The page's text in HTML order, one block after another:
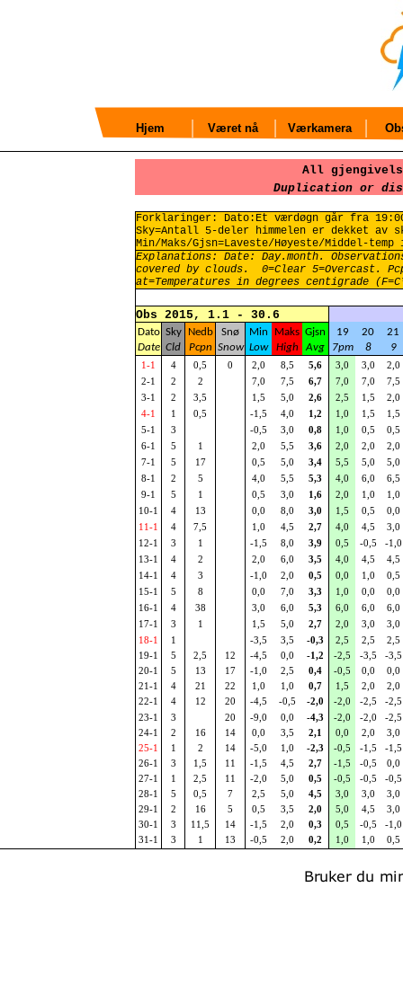
Hjem Været nå Værkamera